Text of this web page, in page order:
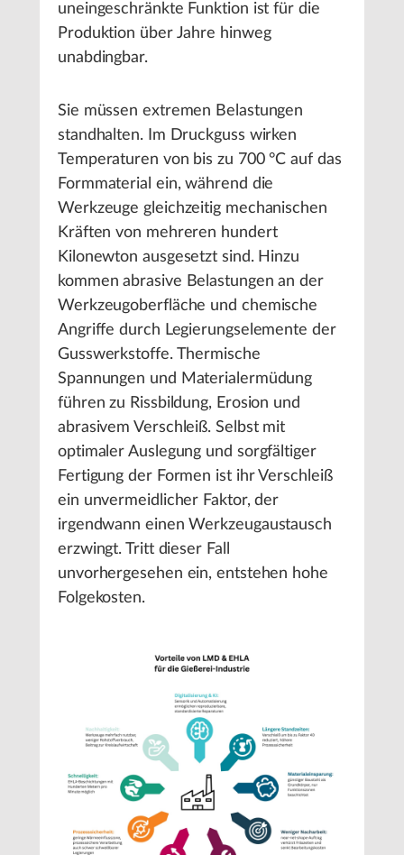
uneingeschränkte Funktion ist für die
Produktion über Jahre hinweg
unabdingbar.
Sie müssen extremen Belastungen
standhalten. Im Druckguss wirken
Temperaturen von bis zu 700 °C auf das
Formmaterial ein, während die
Werkzeuge gleichzeitig mechanischen
Kräften von mehreren hundert
Kilonewton ausgesetzt sind. Hinzu
kommen abrasive Belastungen an der
Werkzeugoberfläche und chemische
Angriffe durch Legierungselemente der
Gusswerkstoffe. Thermische
Spannungen und Materialermüdung
führen zu Rissbildung, Erosion und
abrasivem Verschleiß. Selbst mit
optimaler Auslegung und sorgfältiger
Fertigung der Formen ist ihr Verschleiß
ein unvermeidlicher Faktor, der
irgendwann einen Werkzeugaustausch
erzwingt. Tritt dieser Fall
unvorhergesehen ein, entstehen hohe
Folgekosten.